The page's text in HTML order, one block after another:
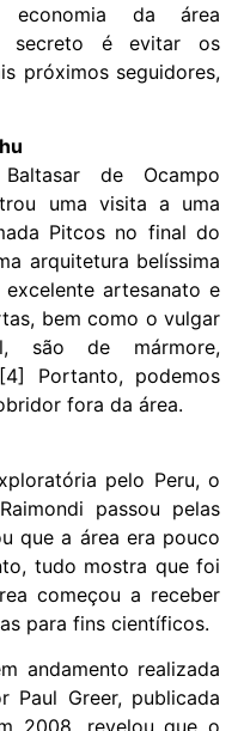
da área
secreto é evitar os
próximos seguidores,
de Ocampo
uma visita a uma
Pitcos no final do
arquitetura belíssima
artesanato e
bem como o vulgar
são de mármore,
Portanto, podemos
fora da área.
pelo Peru, o
passou pelas
que a área era pouco
tudo mostra que foi
começou a receber
para fins científicos.
andamento realizada
Paul Greer, publicada
2008, revelou que o